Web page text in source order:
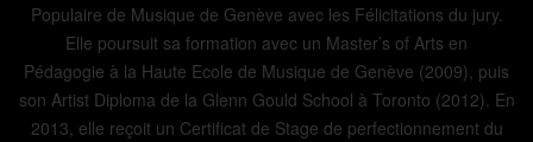
Populaire de Musique de Genève avec les Félicitations du jury.
Elle poursuit sa formation avec un Master’s of Arts en
Pédagogie à la Haute Ecole de Musique de Genève (2009), puis
son Artist Diploma de la Glenn Gould School à Toronto (2012). En
2013, elle reçoit un Certificat de Stage de perfectionnement du